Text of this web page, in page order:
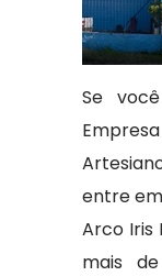
Se
entre
Arco Iris
mais